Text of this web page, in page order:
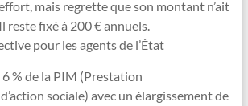
effort, mais regrette que son montant n’ait
reste fixé à 200 € annuels.
pour les agents de l’État
% de la PIM (Prestation
sociale) avec un élargissement de